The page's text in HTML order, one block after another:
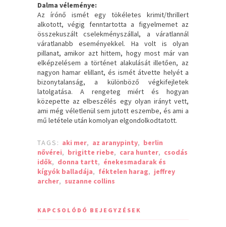
Dalma véleménye:
Az írónő ismét egy tökéletes krimit/thrillert
alkotott, végig fenntartotta a figyelmemet az
összekuszált cselekményszállal, a váratlannál
váratlanabb eseményekkel. Ha volt is olyan
pillanat, amikor azt hittem, hogy most már van
elképzelésem a történet alakulását illetően, az
nagyon hamar elillant, és ismét átvette helyét a
bizonytalanság, a különböző végkifejletek
latolgatása. A rengeteg miért és hogyan
közepette az elbeszélés egy olyan irányt vett,
ami még véletlenül sem jutott eszembe, és ami a
mű letétele után komolyan elgondolkodtatott.
TAGS: aki mer, az aranypinty, berlin
nővérei, brigitte riebe, cara hunter, csodás
idők, donna tartt, énekesmadarak és
kígyók balladája, féktelen harag, jeffrey
archer, suzanne collins
KAPCSOLÓDÓ BEJEGYZÉSEK